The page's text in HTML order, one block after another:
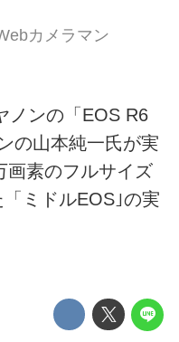
カメラマン
ノンの「EOS R6
の山本純一氏が実
画素のフルサイズ
ミドルEOS｣の実